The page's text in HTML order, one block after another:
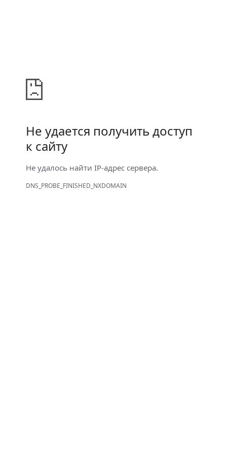
Не удается получить доступ
к сайту
Не удалось найти IP-адрес сервера.
DNS_PROBE_FINISHED_NXDOMAIN